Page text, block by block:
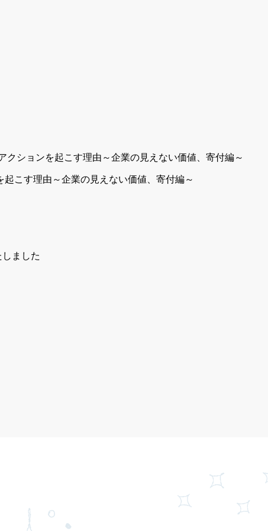
こす理由～企業の見えない価値、寄付編～